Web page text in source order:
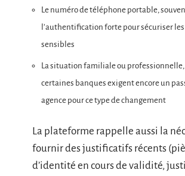
Le numéro de téléphone portable,
l’authentification forte pour sécuriser
sensibles
La situation familiale ou
certaines banques exigent encore un
agence pour ce type de changement
La plateforme rappelle aussi la
fournir des justificatifs récents
d’identité en cours de validité,